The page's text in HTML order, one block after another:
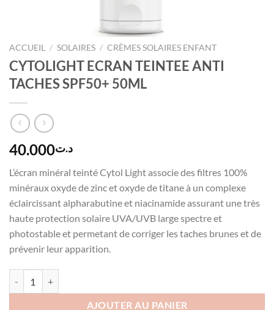
ACCUEIL / SOLAIRES / CRÈMES SOLAIRES ENFANT
CYTOLIGHT ECRAN TEINTEE ANTI
TACHES SPF50+ 50ML
د.ت40.000
L’écran minéral teinté Cytol Light associe des filtres 100%
minéraux oxyde de zinc et oxyde de titane à un complexe
éclaircissant alpharabutine et niacinamide assurant une très
haute protection solaire UVA/UVB large spectre et
photostable et permetant de corriger les taches brunes et de
prévenir leur apparition.
AJOUTER AU PANIER